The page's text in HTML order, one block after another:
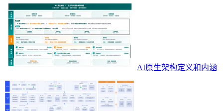
AI原生架构定义和内涵